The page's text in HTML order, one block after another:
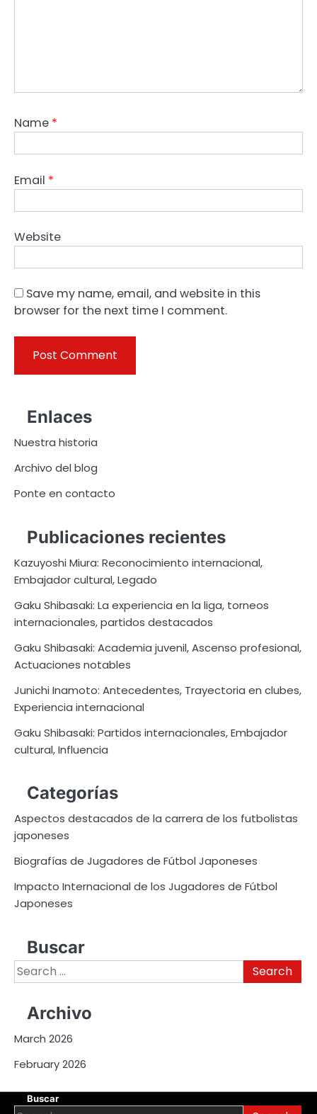
Name *
Email *
Website
Save my name, email, and website in this
browser for the next time I comment.
Enlaces
Nuestra historia
Archivo del blog
Ponte en contacto
Publicaciones recientes
Kazuyoshi Miura: Reconocimiento internacional,
Embajador cultural, Legado
Gaku Shibasaki: La experiencia en la liga, torneos
internacionales, partidos destacados
Gaku Shibasaki: Academia juvenil, Ascenso profesional,
Actuaciones notables
Junichi Inamoto: Antecedentes, Trayectoria en clubes,
Experiencia internacional
Gaku Shibasaki: Partidos internacionales, Embajador
cultural, Influencia
Categorías
Aspectos destacados de la carrera de los futbolistas
japoneses
Biografías de Jugadores de Fútbol Japoneses
Impacto Internacional de los Jugadores de Fútbol
Japoneses
Buscar
Search
for:
Archivo
March 2026
February 2026
Buscar